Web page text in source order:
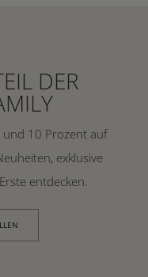
DER
und 10 Prozent auf
exklusive
entdecken.